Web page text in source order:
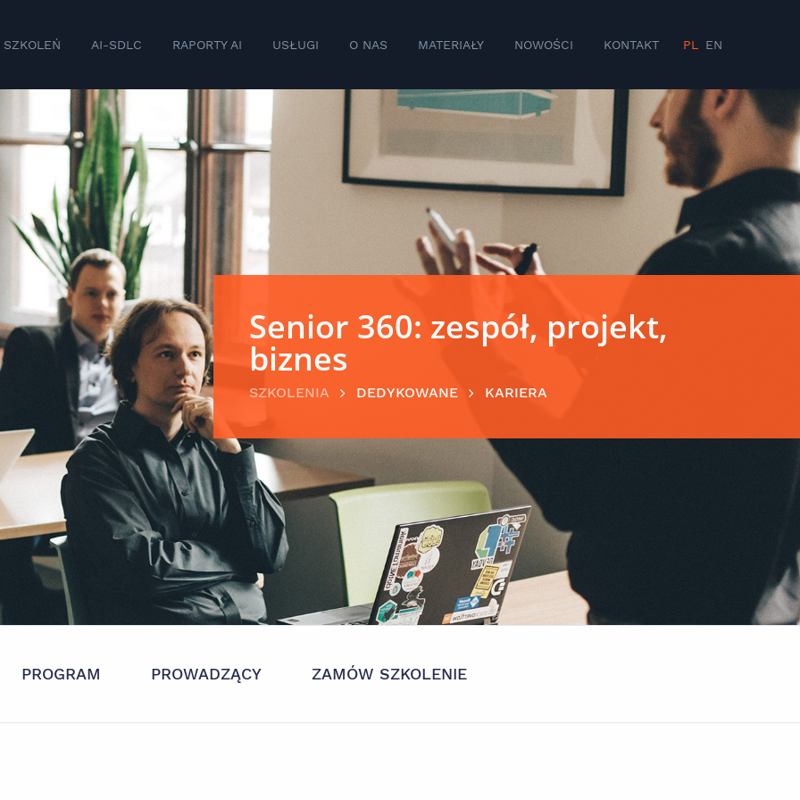
SZKOLEŃ AI-SDLC RAPORTY AI USŁUGI O NAS MATERIAŁY NOWOŚCI KONTAKT PL EN
Senior 360: zespół, projekt,
biznes
SZKOLENIA DEDYKOWANE KARIERA
PROGRAM PROWADZĄCY ZAMÓW SZKOLENIE